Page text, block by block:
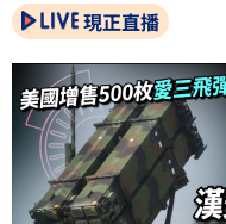
現正直播